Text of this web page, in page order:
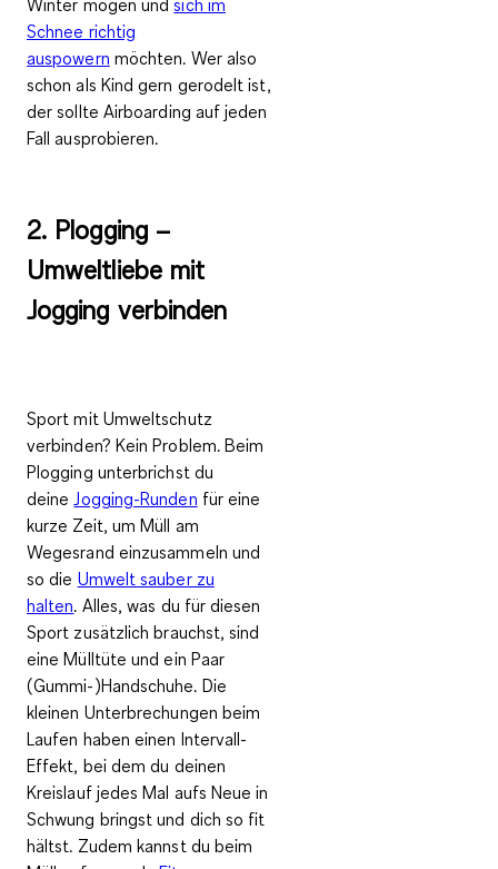
Winter mögen undsich im
Schnee richtig
auspowern möchten. Wer also
schon als Kind gern gerodelt ist,
der sollte Airboarding auf jeden
Fall ausprobieren.
2. Plogging –
Umweltliebe mit
Jogging verbinden
Sport mit Umweltschutz
verbinden? Kein Problem. Beim
Plogging unterbrichst du
deine Jogging-Runden für eine
kurze Zeit, umMüll am
Wegesrand einzusammeln und
so die Umwelt sauber zu
halten. Alles, was du für diesen
Sport zusätzlich brauchst, sind
eine Mülltüte und ein Paar
(Gummi-)Handschuhe. Die
kleinen Unterbrechungen beim
Laufen haben einen Intervall-
Effekt, bei dem du deinen
Kreislauf jedes Mal aufs Neue in
Schwung bringst und dich so fit
hältst. Zudem kannst du beim